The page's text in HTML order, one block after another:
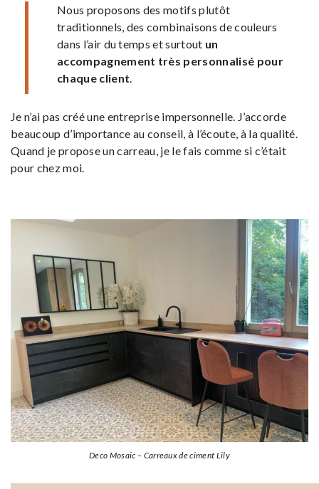
Nous proposons des motifs plutôt
traditionnels, des combinaisons de couleurs
dans l’air du temps et surtout un
accompagnement très personnalisé pour
chaque client
Je n’ai pas créé une entreprise impersonnelle. J’accorde
beaucoup d’importance au conseil, à l’écoute, à la qualité.
Quand je propose un carreau, je le fais comme si c’était
pour chez moi.
Deco Mosaic – Carreaux de ciment Lily